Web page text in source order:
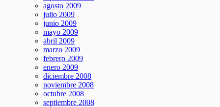
agosto 2009
julio 2009
junio 2009
mayo 2009
abril 2009
marzo 2009
febrero 2009
enero 2009
diciembre 2008
noviembre 2008
octubre 2008
septiembre 2008